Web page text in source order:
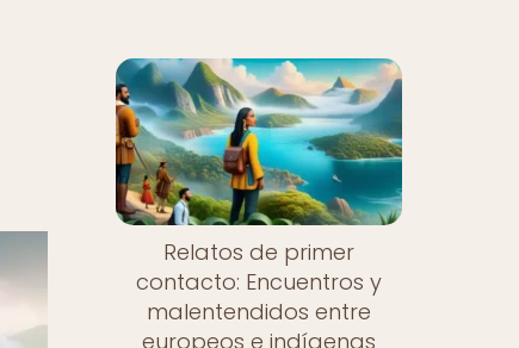
Relatos de primer
contacto: Encuentros y
malentendidos entre
europeos e indígenas